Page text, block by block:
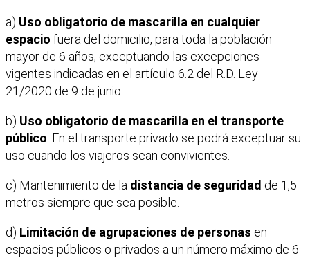
a) Uso obligatorio de mascarilla en cualquier
espacio fuera del domicilio, para toda la población
mayor de 6 años, exceptuando las excepciones
vigentes indicadas en el artículo 6.2 del R.D. Ley
21/2020 de 9 de junio.
b) Uso obligatorio de mascarilla en el transporte
público. En el transporte privado se podrá exceptuar su
uso cuando los viajeros sean convivientes.
c) Mantenimiento de la distancia de seguridad de 1,5
metros siempre que sea posible.
d) Limitación de agrupaciones de personas en
espacios públicos o privados a un número máximo de 6